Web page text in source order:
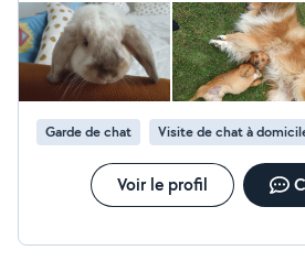
de confiance qui m'a envoyé des nouvelles
régulièrement, ce qui m'a permis de partir
chien a pu profiter de longues
visiblement ravi de son séjour ! On sent
vraiment les animaux. Je la recommande
n'hésiterai pas à faire de nouveau appel à
Garde de chat
Visite de chat à
Voir le profil